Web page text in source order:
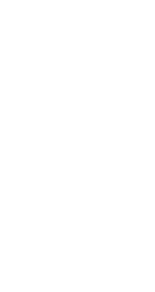
favoritos